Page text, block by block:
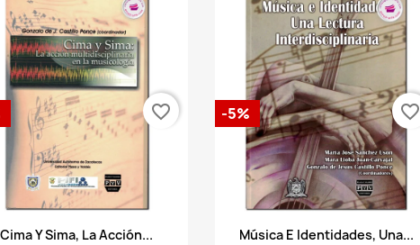
Vista rápida
Cima Y Sima, La Acción...
favorite_border
 Vista rápida
Música E Identidades, Una...
-5% favorite_border